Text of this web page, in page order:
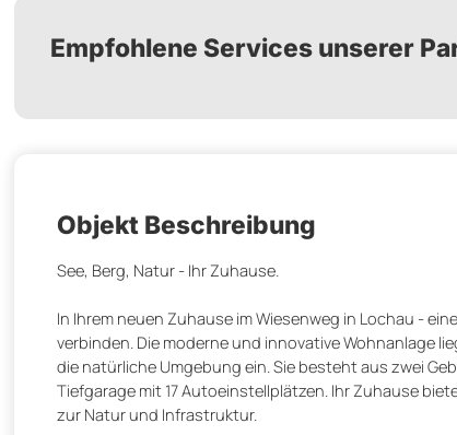
Empfohlene Services unserer
Objekt Beschreibung
See, Berg, Natur - Ihr Zuhause.
In Ihrem neuen Zuhause im Wiesenweg in Lochau -
verbinden. Die moderne und innovative Wohnanlage
die natürliche Umgebung ein. Sie besteht aus zwei
Tiefgarage mit 17 Autoeinstellplätzen. Ihr Zuhause
zur Natur und Infrastruktur.